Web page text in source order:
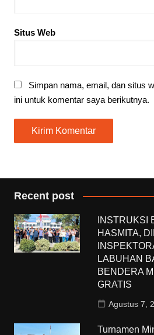
Situs Web
Simpan nama, email, dan situs
ini untuk komentar saya berikutnya.
Recent post
INSTRUKSI
HASMITA,
LABUHAN
BENDERA
GRATIS
Agustus 7,
Turnamen